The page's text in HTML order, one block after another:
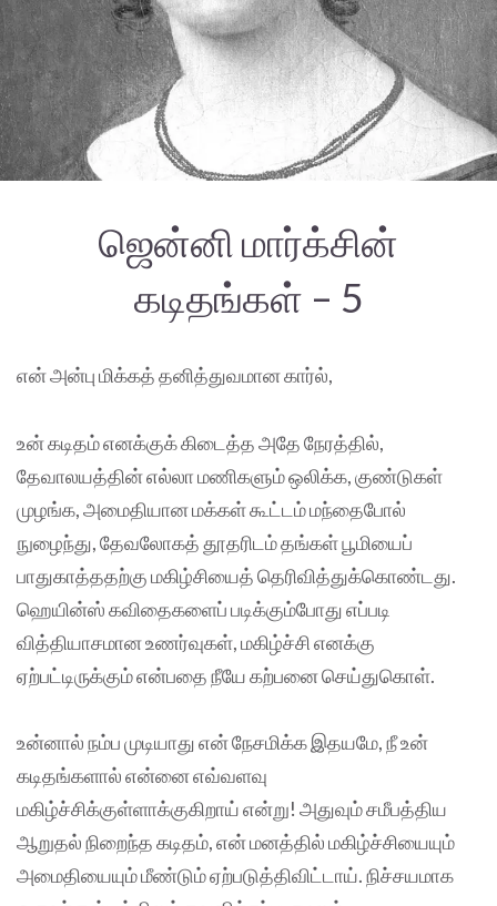
ஜென்னி மார்க்சின்
கடிதங்கள் – 5
என் அன்பு மிக்கத் தனித்துவமான கார்ல்,
உன் கடிதம் எனக்குக் கிடைத்த அதே நேரத்தில்,
தேவாலயத்தின் எல்லா மணிகளும் ஒலிக்க, குண்டுகள்
முழங்க, அமைதியான மக்கள் கூட்டம் மந்தைபோல்
நுழைந்து, தேவலோகத் தூதரிடம் தங்கள் பூமியைப்
பாதுகாத்ததற்கு மகிழ்சியைத் தெரிவித்துக்கொண்டது.
ஹெயின்ஸ் கவிதைகளைப் படிக்கும்போது எப்படி
வித்தியாசமான உணர்வுகள், மகிழ்ச்சி எனக்கு
ஏற்பட்டிருக்கும் என்பதை நீயே கற்பனை செய்துகொள்.
உன்னால் நம்ப முடியாது என் நேசமிக்க இதயமே, நீ உன்
கடிதங்களால் என்னை எவ்வளவு
மகிழ்ச்சிக்குள்ளாக்குகிறாய் என்று! அதுவும் சமீபத்திய
ஆறுதல் நிறைந்த கடிதம், என் மனத்தில் மகிழ்ச்சியையும்
அமைதியையும் மீண்டும் ஏற்படுத்திவிட்டாய். நிச்சயமாக